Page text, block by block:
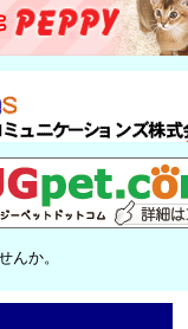
んか。